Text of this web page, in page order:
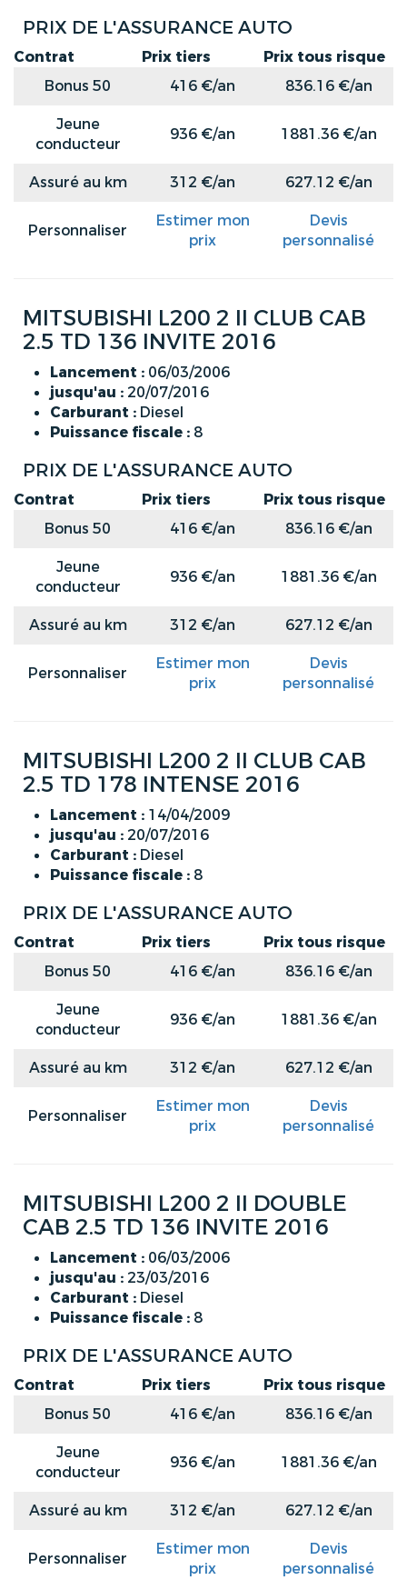
PRIX DE L'ASSURANCE AUTO
Contrat Prix tiers
Prix tous risque
Bonus 50
416 €/an
836.16 €/an
Jeune
conducteur
936 €/an 1881.36 €/an
Assuré au km 312 €/an 627.12 €/an
Personnaliser
Estimer mon
prix
Devis
personnalisé
MITSUBISHI L200 2 II CLUB CAB
2.5 TD 136 INVITE 2016
Lancement : 06/03/2006
jusqu'au : 20/07/2016
Carburant : Diesel
Puissance fiscale : 8
PRIX DE L'ASSURANCE AUTO
Contrat Prix tiers
Prix tous risque
Bonus 50
416 €/an
836.16 €/an
Jeune
conducteur
936 €/an 1881.36 €/an
Assuré au km 312 €/an 627.12 €/an
Personnaliser
Estimer mon
prix
Devis
personnalisé
MITSUBISHI L200 2 II CLUB CAB
2.5 TD 178 INTENSE 2016
Lancement : 14/04/2009
jusqu'au : 20/07/2016
Carburant : Diesel
Puissance fiscale : 8
PRIX DE L'ASSURANCE AUTO
Contrat Prix tiers
Prix tous risque
Bonus 50
416 €/an
836.16 €/an
Jeune
conducteur
936 €/an 1881.36 €/an
Assuré au km 312 €/an 627.12 €/an
Personnaliser
Estimer mon
prix
Devis
personnalisé
MITSUBISHI L200 2 II DOUBLE
CAB 2.5 TD 136 INVITE 2016
Lancement : 06/03/2006
jusqu'au : 23/03/2016
Carburant : Diesel
Puissance fiscale : 8
PRIX DE L'ASSURANCE AUTO
Contrat Prix tiers
Prix tous risque
Bonus 50
416 €/an
836.16 €/an
Jeune
conducteur
936 €/an 1881.36 €/an
Assuré au km 312 €/an 627.12 €/an
Personnaliser
Estimer mon
prix
Devis
personnalisé